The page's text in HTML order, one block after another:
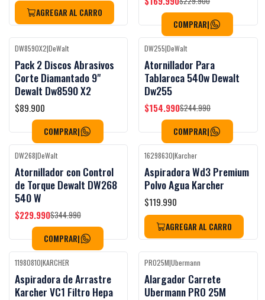
AGREGAR AL CARRO
COMPRAR|
Black Week
DW8590X2|DeWalt
Pack 2 Discos Abrasivos
Corte Diamantado 9"
Dewalt Dw8590 X2
$89.900
COMPRAR|
-37%OFF
DW255|DeWalt
Atornillador Para
Tablaroca 540w Dewalt
Dw255
$154.990$244.990
COMPRAR|
-33%OFF
DW268|DeWalt
Atornillador con Control
de Torque Dewalt DW268
540 W
$229.990$344.990
COMPRAR|
Black Week
Agotado
16298630|Karcher
Aspiradora Wd3 Premium
Polvo Agua Karcher
$119.990
AGREGAR AL CARRO
Black Week
No disponible
11980810|KARCHER
Aspiradora de Arrastre
Karcher VC1 Filtro Hepa
Black Week
Agotado
PRO25M|Ubermann
Alargador Carrete
Ubermann PRO 25M